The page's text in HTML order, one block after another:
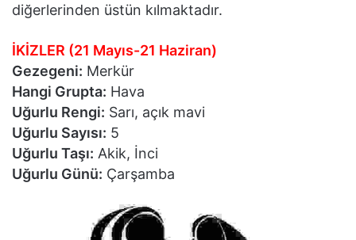
diğerlerinden üstün kılmaktadır.
İKİZLER (21 Mayıs-21 Haziran)
Gezegeni: Merkür
Hangi Grupta: Hava
Uğurlu Rengi: Sarı, açık mavi
Uğurlu Sayısı: 5
Uğurlu Taşı: Akik, İnci
Uğurlu Günü: Çarşamba